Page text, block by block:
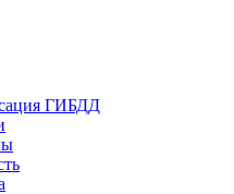
ГИБДД